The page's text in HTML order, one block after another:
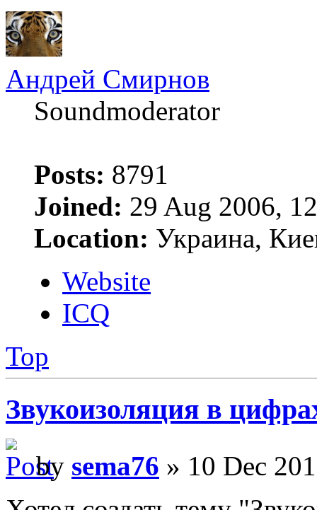
Андрей Смирнов
Soundmoderator
Posts: 8791
Joined: 29 Aug 2006,
Location: Украина,
Website
ICQ
Top
Звукоизоляция в
by sema76 » 10 Dec